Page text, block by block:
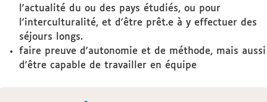
l'actualité du ou des pays étudiés, ou pour
l'interculturalité, et d'être prêt.e à y effectuer des
séjours longs.
faire preuve d'autonomie et de méthode, mais aussi
d'être capable de travailler en équipe